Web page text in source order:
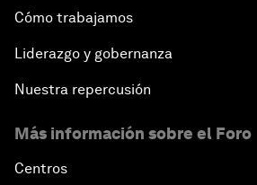
Cómo trabajamos
Liderazgo y gobernanza
Nuestra repercusión
Más información sobre el Foro
Centros